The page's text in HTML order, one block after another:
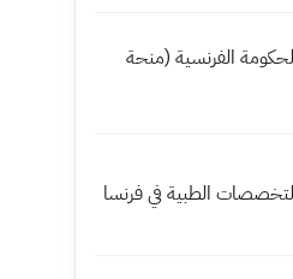
الفرنسية (منحة
الطبية في فرنسا